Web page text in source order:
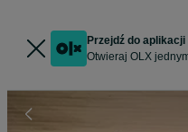
Przejdź do aplikacji
Otwieraj OLX